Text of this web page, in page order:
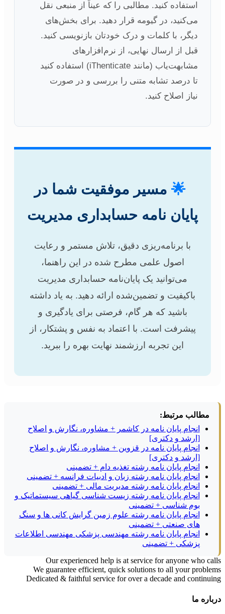
استفاده کنید. مطالبی را که عیناً از منبعی نقل
می‌کنید، در گیومه قرار دهید. برای بخش‌های
دیگر، با کلمات و درک خودتان بازنویسی کنید.
قبل از ارسال نهایی، از نرم‌افزارهای
مشابهت‌یاب (مانند iThenticate) استفاده کنید
تا درصد تشابه متنی را بررسی و در صورت
نیاز اصلاح کنید.
🌟 مسیر موفقیت شما در
پایان نامه حسابداری مدیریت
با برنامه‌ریزی دقیق، تلاش مستمر و رعایت
اصول علمی مطرح شده در این راهنما،
می‌توانید یک پایان‌نامه حسابداری مدیریت
باکیفیت و تضمین‌شده ارائه دهید. به یاد داشته
باشید که هر گام، فرصتی برای یادگیری و
پیشرفت است. با اعتماد به نفس و پشتکار، از
این تجربه ارزشمند نهایت بهره را ببرید.
مطالب مرتبط:
انجام پایان نامه در کاشمر + مشاوره، نگارش و اصلاح
[ارشد و دکتری]
انجام پایان نامه در قزوین + مشاوره، نگارش و اصلاح
[ارشد و دکتری]
انجام پایان نامه رشته تغذیه دام + تضمینی
انجام پایان نامه رشته زبان و ادبیات فرانسه + تضمینی
انجام پایان نامه رشته مدیریت مالی + تضمینی
انجام پایان نامه رشته زیست شناسی گیاهی سیستماتیک و
بوم شناسی + تضمینی
انجام پایان نامه رشته علوم زمین گرایش کانی ها و سنگ
های صنعتی + تضمینی
انجام پایان نامه رشته مهندسی پزشکی مهندسی اطلاعات
پزشکی + تضمینی
Our experienced help is at service for anyone who calls
We guarantee efficient, quick solutions to all your problems
Dedicated & faithful service for over a decade and continuing
درباره ما